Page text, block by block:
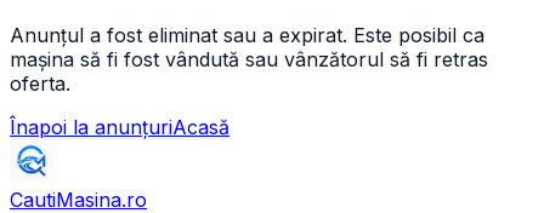
Anunțul a fost eliminat sau a expirat. Este posibil ca
mașina să fi fost vândută sau vânzătorul să fi retras
oferta.
Înapoi la anunțuriAcasă
CautiMasina.ro